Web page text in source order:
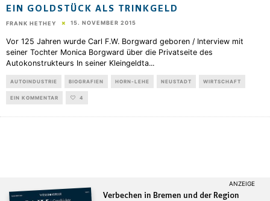
EIN GOLDSTÜCK ALS TRINKGELD
FRANK HETHEY 15. NOVEMBER 2015
Vor 125 Jahren wurde Carl F.W. Borgward geboren / Interview mit
seiner Tochter Monica Borgward über die Privatseite des
Autokonstrukteurs In seiner Kleingeldta...
AUTOINDUSTRIE BIOGRAFIEN HORN-LEHE NEUSTADT WIRTSCHAFT
EIN KOMMENTAR 4
Verbechen in Bremen und der Region